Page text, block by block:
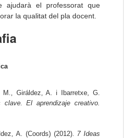
ajudarà el professorat que
la qualitat del pla docent.
Giráldez, A. i Ibarretxe, G.
A. (Coords) (2012). 7 Ideas